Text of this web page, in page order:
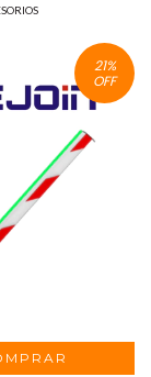
21%
OFF